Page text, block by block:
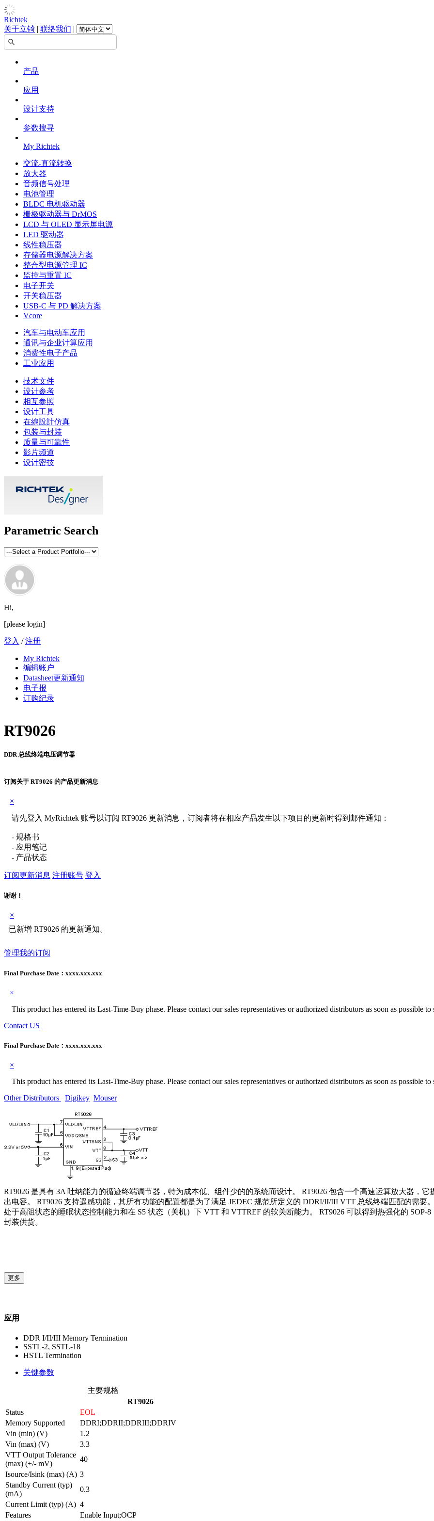
Richtek
关于立锜 | 联络我们 |
产品
应用
设计支持
参数搜寻
My Richtek
交流-直流转换
放大器
音频信号处理
电池管理
BLDC 电机驱动器
栅极驱动器与 DrMOS
LCD 与 OLED 显示屏电源
LED 驱动器
线性稳压器
存储器电源解决方案
整合型电源管理 IC
监控与重置 IC
电子开关
开关稳压器
USB-C 与 PD 解决方案
Vcore
汽车与电动车应用
通讯与企业计算应用
消费性电子产品
工业应用
技术文件
设计参考
相互参照
设计工具
在線設計仿真
包装与封装
质量与可靠性
影片频道
设计密技
Parametric Search
Hi,
[please login]
登入 /注册
My Richtek
编辑账户
Datasheet更新通知
电子报
订购纪录
RT9026
DDR 总线终端电压调节器
订阅关于 RT9026 的产品更新消息
×
请先登入 MyRichtek 账号以订阅 RT9026 更新消息，订阅者将在相应产品发生以下项目的更新时得到邮件通知：
- 规格书
- 应用笔记
- 产品状态
订阅更新消息 注册账号 登入
谢谢！
×
已新增 RT9026 的更新通知。
管理我的订阅
Final Purchase Date： xxxx.xxx.xxx
×
This product has entered its Last-Time-Buy phase. Please contact our sales representatives or authorized distributors as soon as possible to
Contact US
Final Purchase Date： xxxx.xxx.xxx
×
This product has entered its Last-Time-Buy phase. Please contact our sales representatives or authorized distributors as soon as possible to
Other Distributors
Digikey Mouser
RT9026 是具有 3A 吐纳能力的循迹终端调节器，特为成本低、组件少的的系统而设计。 RT9026 包含一个高速运算放大器，
出电容。 RT9026 支持遥感功能，其所有功能的配置都是为了满足 JEDEC 规范所定义的 DDRI/II/III VTT 总线终端匹配的需要
处于高阻状态的睡眠状态控制能力和在 S5 状态（关机）下 VTT 和 VTTREF 的软关断能力。 RT9026 可以得到热强化的 SOP-
封装供货。
更多
应用
DDR I/II/III Memory Termination
SSTL-2, SSTL-18
HSTL Termination
关键参数
主要规格
RT9026
Status
EOL
Memory Supported
DDRI;DDRII;DDRIII;DDRIV
Vin (min) (V)
1.2
Vin (max) (V)
3.3
VTT Output Tolerance
(max) (+/- mV)
40
Isource/Isink (max) (A) 3
Standby Current (typ)
(mA)
0.3
Current Limit (typ) (A) 4
Features
Enable Input;OCP